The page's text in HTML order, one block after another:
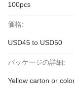
100pcs
価格:
USD45 to USD50
パッケージの詳細:
Yellow carton or